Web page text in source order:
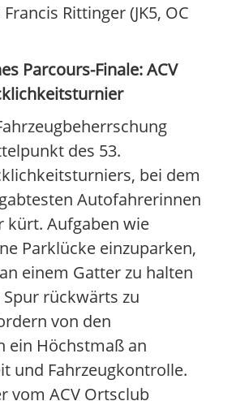
Rittinger (JK5, OC
Parcours-Finale: ACV
des 53.
bei dem
Autofahrerinnen
kürt. Aufgaben wie
Parklücke einzuparken,
einem Gatter zu halten
rückwärts zu
von den
ein Höchstmaß an
und Fahrzeugkontrolle.
vom ACV Ortsclub